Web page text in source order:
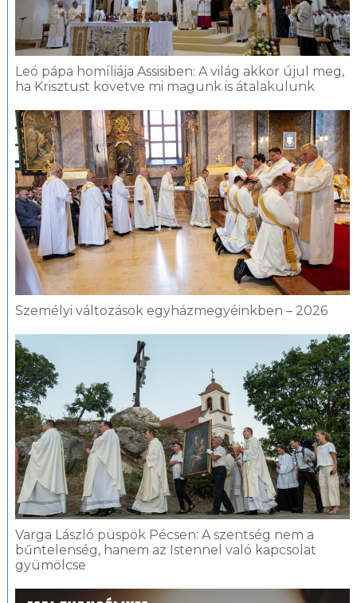
Leó pápa homíliája Assisiben: A világ akkor újul meg,
ha Krisztust követve mi magunk is átalakulunk
Személyi változások egyházmegyéinkben – 2026
Varga László püspök Pécsen: A szentség nem a
bűntelenség, hanem az Istennel való kapcsolat
gyümölcse